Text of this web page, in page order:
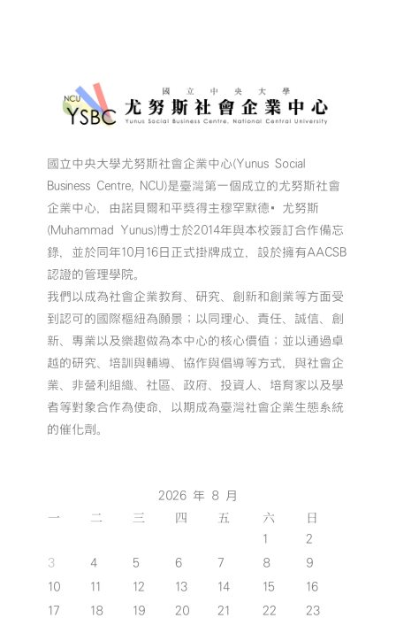
國立中央大學尤努斯社會企業中心(Yunus Social
Business Centre, NCU)是臺灣第一個成立的尤努斯社會
企業中心，由諾貝爾和平獎得主穆罕默德•尤努斯
(Muhammad Yunus)博士於2014年與本校簽訂合作備忘
錄，並於同年10月16日正式掛牌成立，設於擁有AACSB
認證的管理學院。
我們以成為社會企業教育、研究、創新和創業等方面受
到認可的國際樞紐為願景；以同理心、責任、誠信、創
新、專業以及樂趣做為本中心的核心價值；並以通過卓
越的研究、培訓與輔導、協作與倡導等方式，與社會企
業、非營利組織、社區、政府、投資人、培育家以及學
者等對象合作為使命，以期成為臺灣社會企業生態系統
的催化劑。
2026 年 8 月
一 二 三 四 五 六 日
1
2
3
4 5 6 7 8
9
10
11 12 13 14 15
16
17
18 19 20 21 22
23